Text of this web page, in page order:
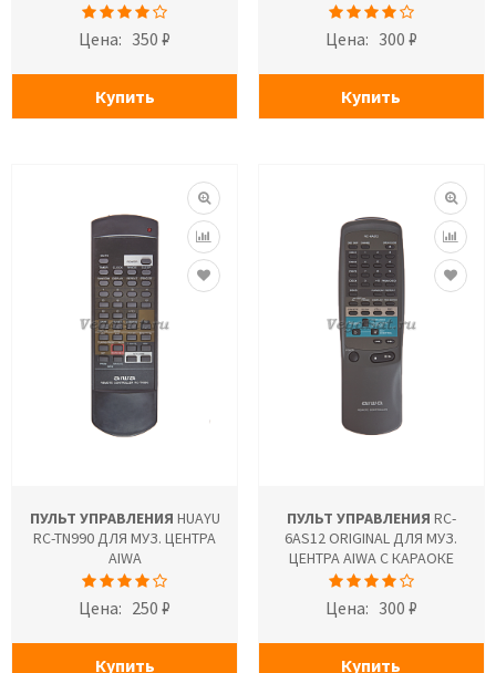
Цена: 350 ₽
Купить
Цена: 300 ₽
Купить
ПУЛЬТ УПРАВЛЕНИЯ HUAYU
RC-TN990 ДЛЯ МУЗ. ЦЕНТРА
AIWA
Цена: 250 ₽
Купить
ПУЛЬТ УПРАВЛЕНИЯ RC-
6AS12 ORIGINAL ДЛЯ МУЗ.
ЦЕНТРА AIWA С КАРАОКЕ
Цена: 300 ₽
Купить